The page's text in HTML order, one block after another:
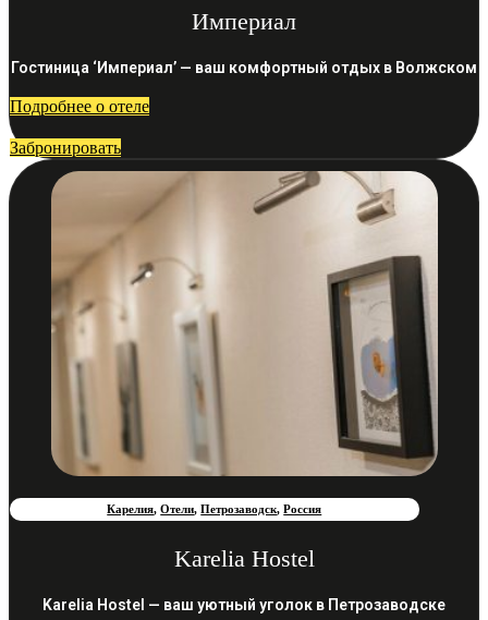
Империал
Гостиница ‘Империал’ — ваш комфортный отдых в Волжском
Подробнее о отеле
Забронировать
Карелия,Отели,Петрозаводск,Россия
Karelia Hostel
Karelia Hostel — ваш уютный уголок в Петрозаводске